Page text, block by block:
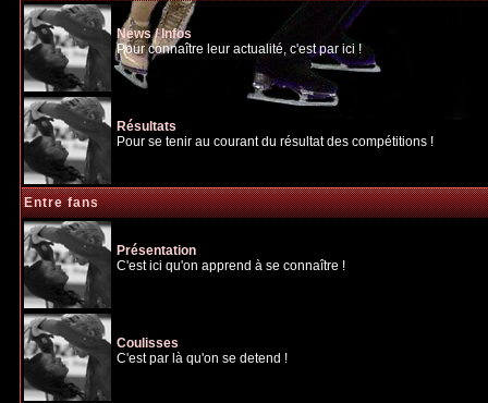
News / Infos
Pour connaître leur actualité, c'est par ici !
Résultats
Pour se tenir au courant du résultat des compétitions !
Entre fans
Présentation
C'est ici qu'on apprend à se connaître !
Coulisses
C'est par là qu'on se detend !